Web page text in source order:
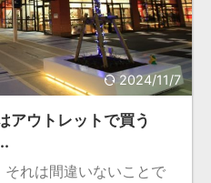
2024/11/7
アウトレットで買う
それは間違いないことで